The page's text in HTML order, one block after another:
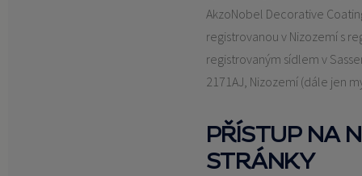
AkzoNobel Decorative
registrovanou v Nizozemí s
registrovaným sídlem v
2171AJ, Nizozemí (dále jen
PŘÍSTUP NA
STRÁNKY